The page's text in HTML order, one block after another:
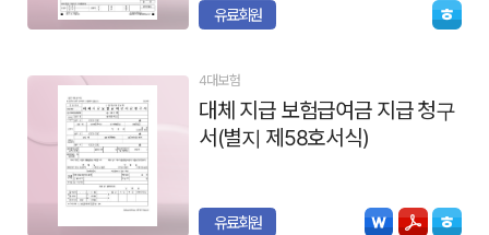
유료회원
4대보험
대체 지급 보험급여금 지급 청구
서(별지 제58호서식)
유료회원